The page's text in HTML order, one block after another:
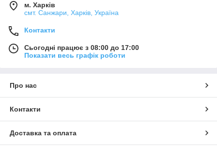
м. Харків
смт. Санжари, Харків, Україна
Контакти
Сьогодні працює з 08:00 до 17:00
Показати весь графік роботи
Про нас
Контакти
Доставка та оплата